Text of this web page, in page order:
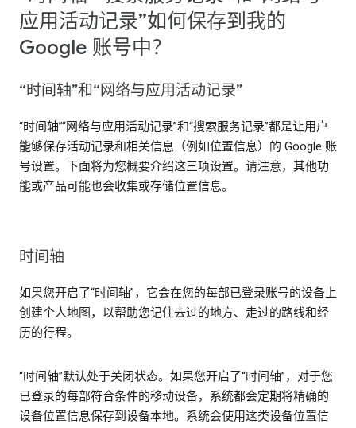
应用活动记录”如何保存到我的
Google 账号中？
“时间轴”和“网络与应用活动记录”
“时间轴”“网络与应用活动记录”和“搜索服务记录”都是让用户
能够保存活动记录和相关信息（例如位置信息）的 Google 账
号设置。下面将为您概要介绍这三项设置。请注意，其他功
能或产品可能也会收集或存储位置信息。
时间轴
如果您开启了“时间轴”，它会在您的每部已登录账号的设备上
创建个人地图，以帮助您记住去过的地方、走过的路线和经
历的行程。
“时间轴”默认处于关闭状态。如果您开启了“时间轴”，对于您
已登录的每部符合条件的移动设备，系统都会定期将精确的
设备位置信息保存到设备本地。系统会使用这类设备位置信